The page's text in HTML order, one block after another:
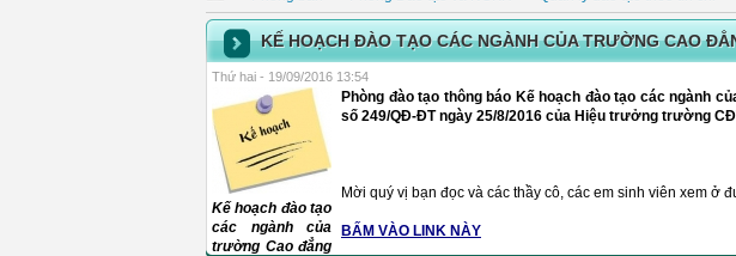
KẾ HOẠCH ĐÀO TẠO CÁC NGÀNH CỦA TRƯỜNG CAO
Thứ hai - 19/09/2016 13:54
Kế hoạch đào tạo
các ngành của
trường Cao đẳng
Phòng đào tạo thông báo Kế hoạch đào tạo các ngành
số 249/QĐ-ĐT ngày 25/8/2016 của Hiệu trưởng trường
Mời quý vị bạn đọc và các thầy cô, các em sinh viên xem ở
BẤM VÀO LINK NÀY